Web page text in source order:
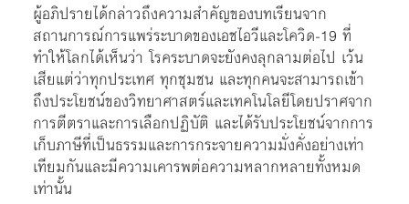
ผู้อภิปรายได้กล่าวถึงความสำคัญของบทเรียนจาก
สถานการณ์การแพร่ระบาดของเอชไอวีและโควิด-19 ที่
ทำให้โลกได้เห็นว่า โรคระบาดจะยังคงลุกลามต่อไป เว้น
เสียแต่ว่าทุกประเทศ ทุกชุมชน และทุกคนจะสามารถเข้า
ถึงประโยชน์ของวิทยาศาสตร์และเทคโนโลยีโดยปราศจาก
การตีตราและการเลือกปฏิบัติ และได้รับประโยชน์จากการ
เก็บภาษีที่เป็นธรรมและการกระจายความมั่งคั่งอย่างเท่า
เทียมกันและมีความเคารพต่อความหลากหลายทั้งหมด
เท่านั้น